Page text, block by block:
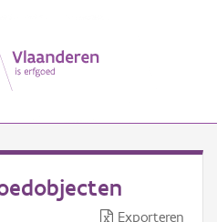
Exporteren